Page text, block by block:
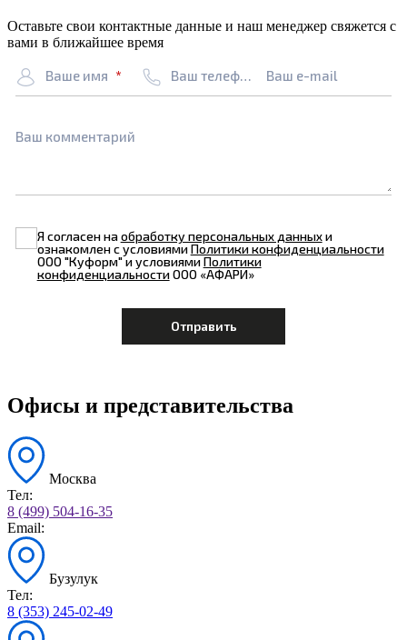
Оставьте свои контактные данные и наш менеджер свяжется с
вами в ближайшее время
Ваше имя Ваш телефон Ваш e-mail
Ваш комментарий
Я согласен наобработку персональных данныхи
ознакомлен с условиямиПолитики конфиденциальности
ООО "Куформ" и условиямиПолитики
конфиденциальностиООО «АФАРИ»
Офисы и представительства
Москва
Тел:
8 (499) 504-16-35
Email:
Бузулук
Тел:
8 (353) 245-02-49